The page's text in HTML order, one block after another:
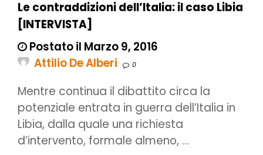
Le contraddizioni dell’Italia: il caso Libia
[INTERVISTA]
Postato il Marzo 9, 2016
Attilio De Alberi
0
Mentre continua il dibattito circa la
potenziale entrata in guerra dell’Italia in
Libia, dalla quale una richiesta
d’intervento, formale almeno, …